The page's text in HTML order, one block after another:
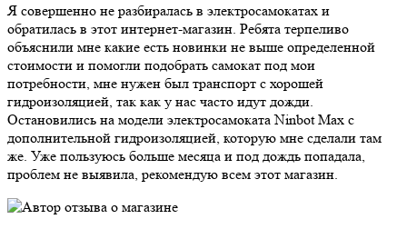
Я совершенно не разбиралась в электросамокатах и
обратилась в этот интернет-магазин. Ребята терпеливо
объяснили мне какие есть новинки не выше определенной
стоимости и помогли подобрать самокат под мои
потребности, мне нужен был транспорт с хорошей
гидроизоляцией, так как у нас часто идут дожди.
Остановились на модели электросамоката Ninbot Max с
дополнительной гидроизоляцией, которую мне сделали там
же. Уже пользуюсь больше месяца и под дождь попадала,
проблем не выявила, рекомендую всем этот магазин.